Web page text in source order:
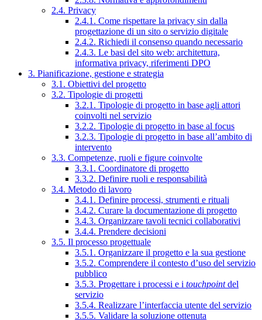
2.4. Privacy
2.4.1. Come rispettare la privacy sin dalla
progettazione di un sito o servizio digitale
2.4.2. Richiedi il consenso quando necessario
2.4.3. Le basi del sito web: architettura,
informativa privacy, riferimenti DPO
3. Pianificazione, gestione e strategia
3.1. Obiettivi del progetto
3.2. Tipologie di progetti
3.2.1. Tipologie di progetto in base agli attori
coinvolti nel servizio
3.2.2. Tipologie di progetto in base al focus
3.2.3. Tipologie di progetto in base all’ambito di
intervento
3.3. Competenze, ruoli e figure coinvolte
3.3.1. Coordinatore di progetto
3.3.2. Definire ruoli e responsabilità
3.4. Metodo di lavoro
3.4.1. Definire processi, strumenti e rituali
3.4.2. Curare la documentazione di progetto
3.4.3. Organizzare tavoli tecnici collaborativi
3.4.4. Prendere decisioni
3.5. Il processo progettuale
3.5.1. Organizzare il progetto e la sua gestione
3.5.2. Comprendere il contesto d’uso del servizio
pubblico
3.5.3. Progettare i processi e i touchpointdel
servizio
3.5.4. Realizzare l’interfaccia utente del servizio
3.5.5. Validare la soluzione ottenuta